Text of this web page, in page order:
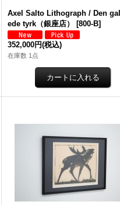
Axel Salto Lithograph / Den
ede tyrk（銀座店）
[800-B]
352,000円(税込)
在庫数 1点